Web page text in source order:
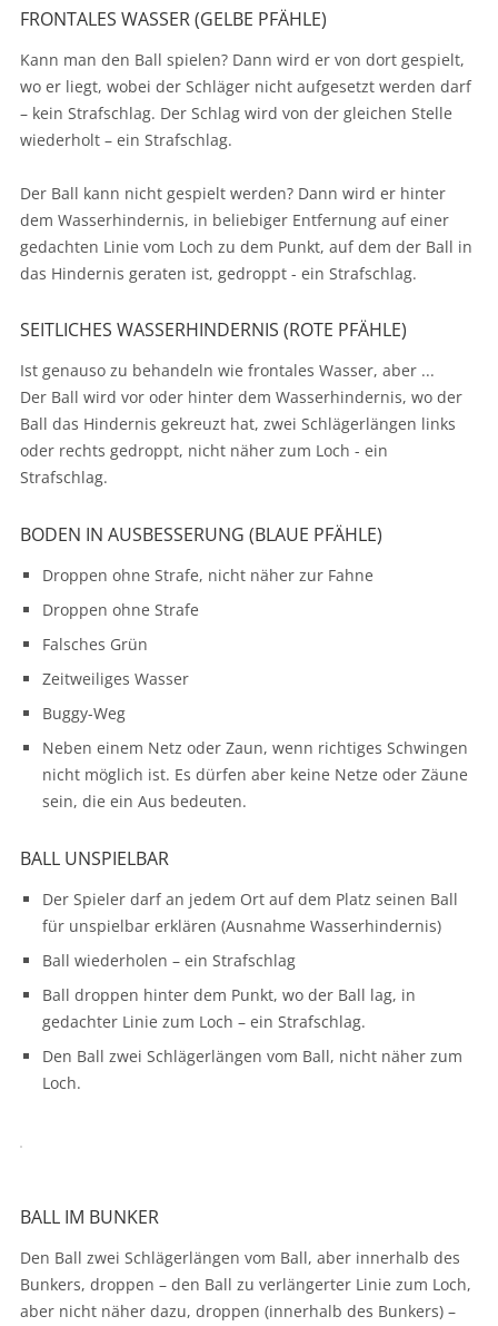
FRONTALES WASSER (GELBE PFÄHLE)
Kann man den Ball spielen? Dann wird er von dort gespielt,
wo er liegt, wobei der Schläger nicht aufgesetzt werden darf
– kein Strafschlag. Der Schlag wird von der gleichen Stelle
wiederholt – ein Strafschlag.
Der Ball kann nicht gespielt werden? Dann wird er hinter
dem Wasserhindernis, in beliebiger Entfernung auf einer
gedachten Linie vom Loch zu dem Punkt, auf dem der Ball in
das Hindernis geraten ist, gedroppt - ein Strafschlag.
SEITLICHES WASSERHINDERNIS (ROTE PFÄHLE)
Ist genauso zu behandeln wie frontales Wasser, aber ...
Der Ball wird vor oder hinter dem Wasserhindernis, wo der
Ball das Hindernis gekreuzt hat, zwei Schlägerlängen links
oder rechts gedroppt, nicht näher zum Loch - ein
Strafschlag.
BODEN IN AUSBESSERUNG (BLAUE PFÄHLE)
Droppen ohne Strafe, nicht näher zur Fahne
Droppen ohne Strafe
Falsches Grün
Zeitweiliges Wasser
Buggy-Weg
Neben einem Netz oder Zaun, wenn richtiges Schwingen
nicht möglich ist. Es dürfen aber keine Netze oder Zäune
sein, die ein Aus bedeuten.
BALL UNSPIELBAR
Der Spieler darf an jedem Ort auf dem Platz seinen Ball
für unspielbar erklären (Ausnahme Wasserhindernis)
Ball wiederholen – ein Strafschlag
Ball droppen hinter dem Punkt, wo der Ball lag, in
gedachter Linie zum Loch – ein Strafschlag.
Den Ball zwei Schlägerlängen vom Ball, nicht näher zum
Loch.
BALL IM BUNKER
Den Ball zwei Schlägerlängen vom Ball, aber innerhalb des
Bunkers, droppen – den Ball zu verlängerter Linie zum Loch,
aber nicht näher dazu, droppen (innerhalb des Bunkers) –